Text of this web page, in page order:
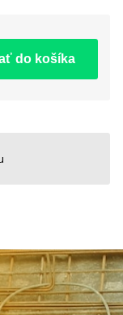
do košíka